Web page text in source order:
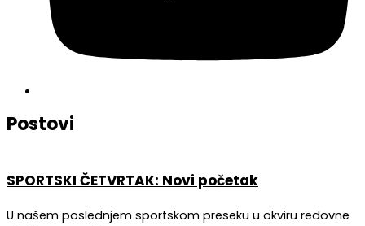
Postovi
SPORTSKI ČETVRTAK: Novi početak
U našem poslednjem sportskom preseku u okviru redovne